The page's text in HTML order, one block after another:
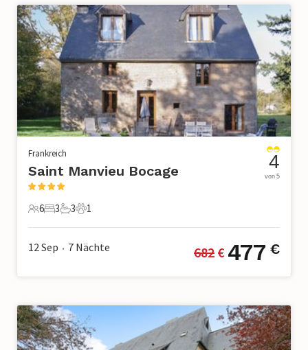
Frankreich
Saint Manvieu Bocage
6 Gäste
6
3 Schlafzimmer
3
3 Badezimmer
3
1 Haustier
1
4
von 5
12 Sep • 7 Nächte 682 € 477 €